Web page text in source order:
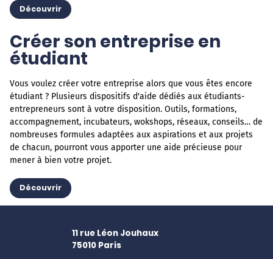
Découvrir
Créer son entreprise en
étudiant
Vous voulez créer votre entreprise alors que vous êtes encore
étudiant ? Plusieurs dispositifs d'aide dédiés aux étudiants-
entrepreneurs sont à votre disposition. Outils, formations,
accompagnement, incubateurs, wokshops, réseaux, conseils… de
nombreuses formules adaptées aux aspirations et aux projets
de chacun, pourront vous apporter une aide précieuse pour
mener à bien votre projet.
Découvrir
11 rue Léon Jouhaux
75010 Paris